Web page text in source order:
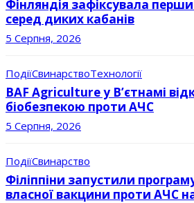
Фінляндія зафіксувала
серед диких кабанів
5 Серпня, 2026
ПодіїСвинарствоТехнології
BAF Agriculture у В’єтнамі
біобезпекою проти АЧС
5 Серпня, 2026
ПодіїСвинарство
Філіппіни запустили
власної вакцини проти АЧС